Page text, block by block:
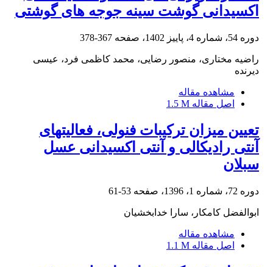
اکسیدانی گوشت سینه جوجه های گوشتی
دوره 54، شماره 4، پاییز 1402، صفحه 367-378
راضیه مختاری، منصور رضایی، محمد کاظمی فرد، عیسی
دیرنده
مشاهده مقاله
اصل مقاله 1.5 M
تعیین میزان ترکیبات فنولی، فعالیتهای
آنتی رادیکالی و آنتی اکسیدانی عسل
سبلان
دوره 72، شماره 1، 1396، صفحه 53-61
ابوالفضل کامکار، سارا خدابخشیان
مشاهده مقاله
اصل مقاله 1.1 M